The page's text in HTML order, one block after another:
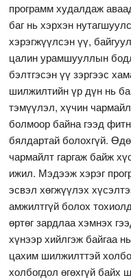
программ худалдаж
баг нь хэрхэн
хэрэгжүүлсэн үү,
цалин урамшууллын
бэлтгэсэн үү зэргээс
шилжилтийн үр дүн нь
тэмүүлэл, хүчин
болмоор байна гээд
бялдартай болохгүй.
чармайлт гаргаж байж
ижил. Мэдээж хэрэг
эсвэл хөгжүүлэх
амжилтгүй болох
өртөг зардлаа хэмнэх
хүнээр хийлгэж байгаа
цахим шилжилттэй
холбогдол өгөхгүй байх